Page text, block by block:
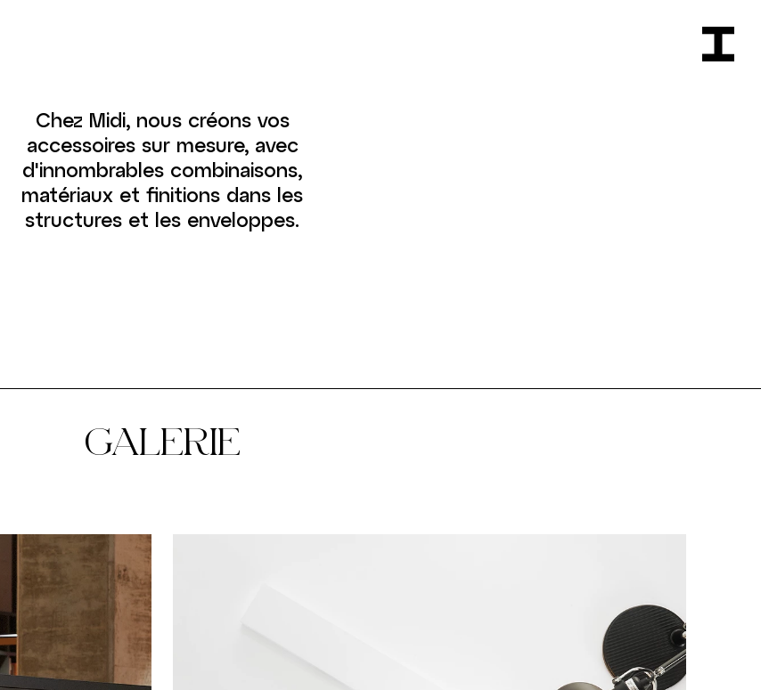
Chez Midi, nous créons vos
accessoires sur mesure, avec
d'innombrables combinaisons,
matériaux et finitions dans les
structures et les enveloppes.
GALERIE